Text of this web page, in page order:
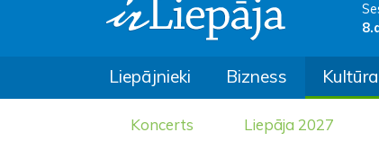
Liepājnieki Bizness Kultūra
Koncerts Liepāja 2027